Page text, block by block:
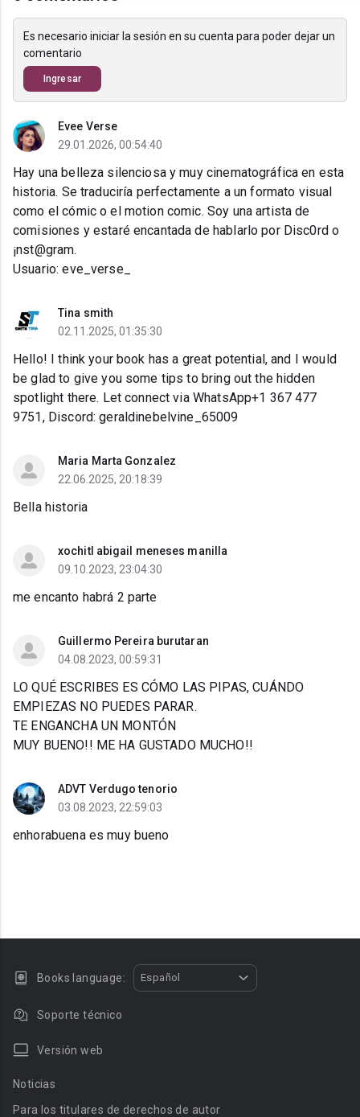
Es necesario iniciar la sesión en su cuenta para poder dejar un
comentario
Ingresar
Evee Verse
29.01.2026, 00:54:40
Hay una belleza silenciosa y muy cinematográfica en esta
historia. Se traduciría perfectamente a un formato visual
como el cómic o el motion comic. Soy una artista de
comisiones y estaré encantada de hablarlo por Disc0rd o
¡nst@gram.
Usuario: eve_verse_
Tina smith
02.11.2025, 01:35:30
Hello! I think your book has a great potential, and I would
be glad to give you some tips to bring out the hidden
spotlight there. Let connect via WhatsApp+1 367 477
9751, Discord: geraldinebelvine_65009
Maria Marta Gonzalez
22.06.2025, 20:18:39
Bella historia
xochitl abigail meneses manilla
09.10.2023, 23:04:30
me encanto habrá 2 parte
Guillermo Pereira burutaran
04.08.2023, 00:59:31
LO QUÉ ESCRIBES ES CÓMO LAS PIPAS, CUÁNDO
EMPIEZAS NO PUEDES PARAR.
TE ENGANCHA UN MONTÓN
MUY BUENO!! ME HA GUSTADO MUCHO!!
ADVT Verdugo tenorio
03.08.2023, 22:59:03
enhorabuena es muy bueno
Books language: Español
Soporte técnico
Versión web
Noticias
Para los titulares de derechos de autor